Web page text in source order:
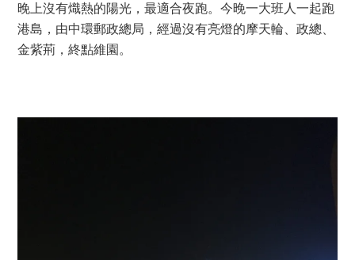
晚上沒有熾熱的陽光，最適合夜跑。今晚一大班人一起跑
港島，由中環郵政總局，經過沒有亮燈的摩天輪、政總、
金紫荊，終點維園。